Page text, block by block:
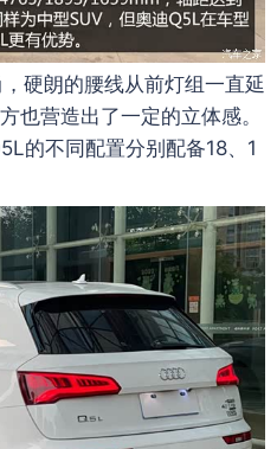
硬朗的腰线从前灯组一直延
也营造出了一定的立体感。
的不同配置分别配备18、1